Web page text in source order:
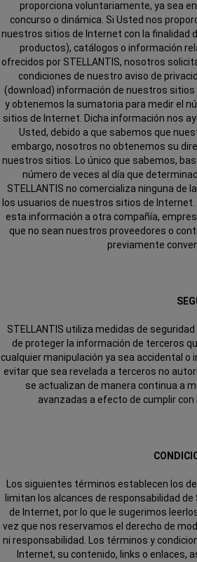
proporciona voluntariamente, ya sea
concurso o dinámica. Si Usted nos
nuestros sitios de Internet con la finalidad
productos), catálogos o información
ofrecidos por STELLANTIS, nosotros
condiciones de nuestro aviso de
(download) información de nuestros
y obtenemos la sumatoria para medir el
sitios de Internet. Dicha información nos
Usted, debido a que sabemos que
embargo, nosotros no obtenemos su
nuestros sitios. Lo único que sabemos,
número de veces al día que
STELLANTIS no comercializa ninguna
los usuarios de nuestros sitios de
esta información a otra compañía,
que no sean nuestros proveedores o
previamente
STELLANTIS utiliza medidas de
de proteger la información de terceros
cualquier manipulación ya sea accidental
evitar que sea revelada a terceros no
se actualizan de manera continua a
avanzadas a efecto de cumplir con
Los siguientes términos establecen los
limitan los alcances de responsabilidad
de Internet, por lo que le sugerimos
vez que nos reservamos el derecho de
ni responsabilidad. Los términos y
Internet, su contenido, links o enlaces,